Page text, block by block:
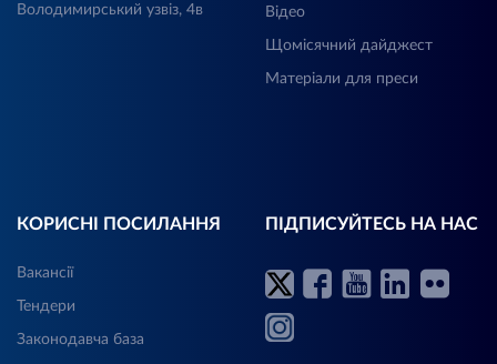
Володимирський узвіз, 4в
Відео
Щомісячний дайджест
Матеріали для преси
КОРИСНІ ПОСИЛАННЯ
Вакансії
Тендери
Законодавча база
ПІДПИСУЙТЕСЬ НА НАС